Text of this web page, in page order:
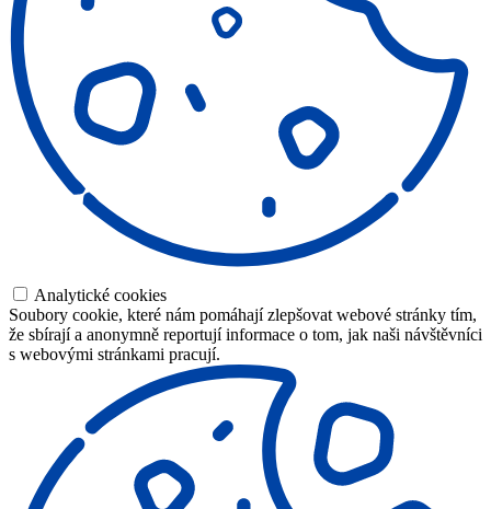
Analytické cookies
Soubory cookie, které nám pomáhají zlepšovat webové stránky tím,
že sbírají a anonymně reportují informace o tom, jak naši návštěvníci
s webovými stránkami pracují.